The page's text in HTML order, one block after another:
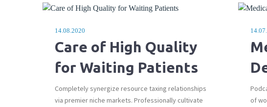
14.08.2020
Care of High Quality
for Waiting Patients
Completely synergize resource taxing relationships
via premier niche markets. Professionally cultivate
of